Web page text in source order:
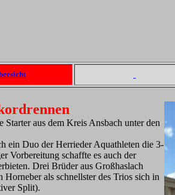
aus dem Kreis Ansbach unter den
ein Duo der Herrieder Aquathleten die 3-
Vorbereitung schaffte es auch der
Drei Brüder aus Großhaslach
als schnellster des Trios sich in
Split).